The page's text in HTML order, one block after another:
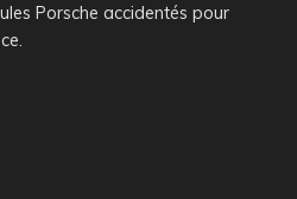
Porsche accidentés pour